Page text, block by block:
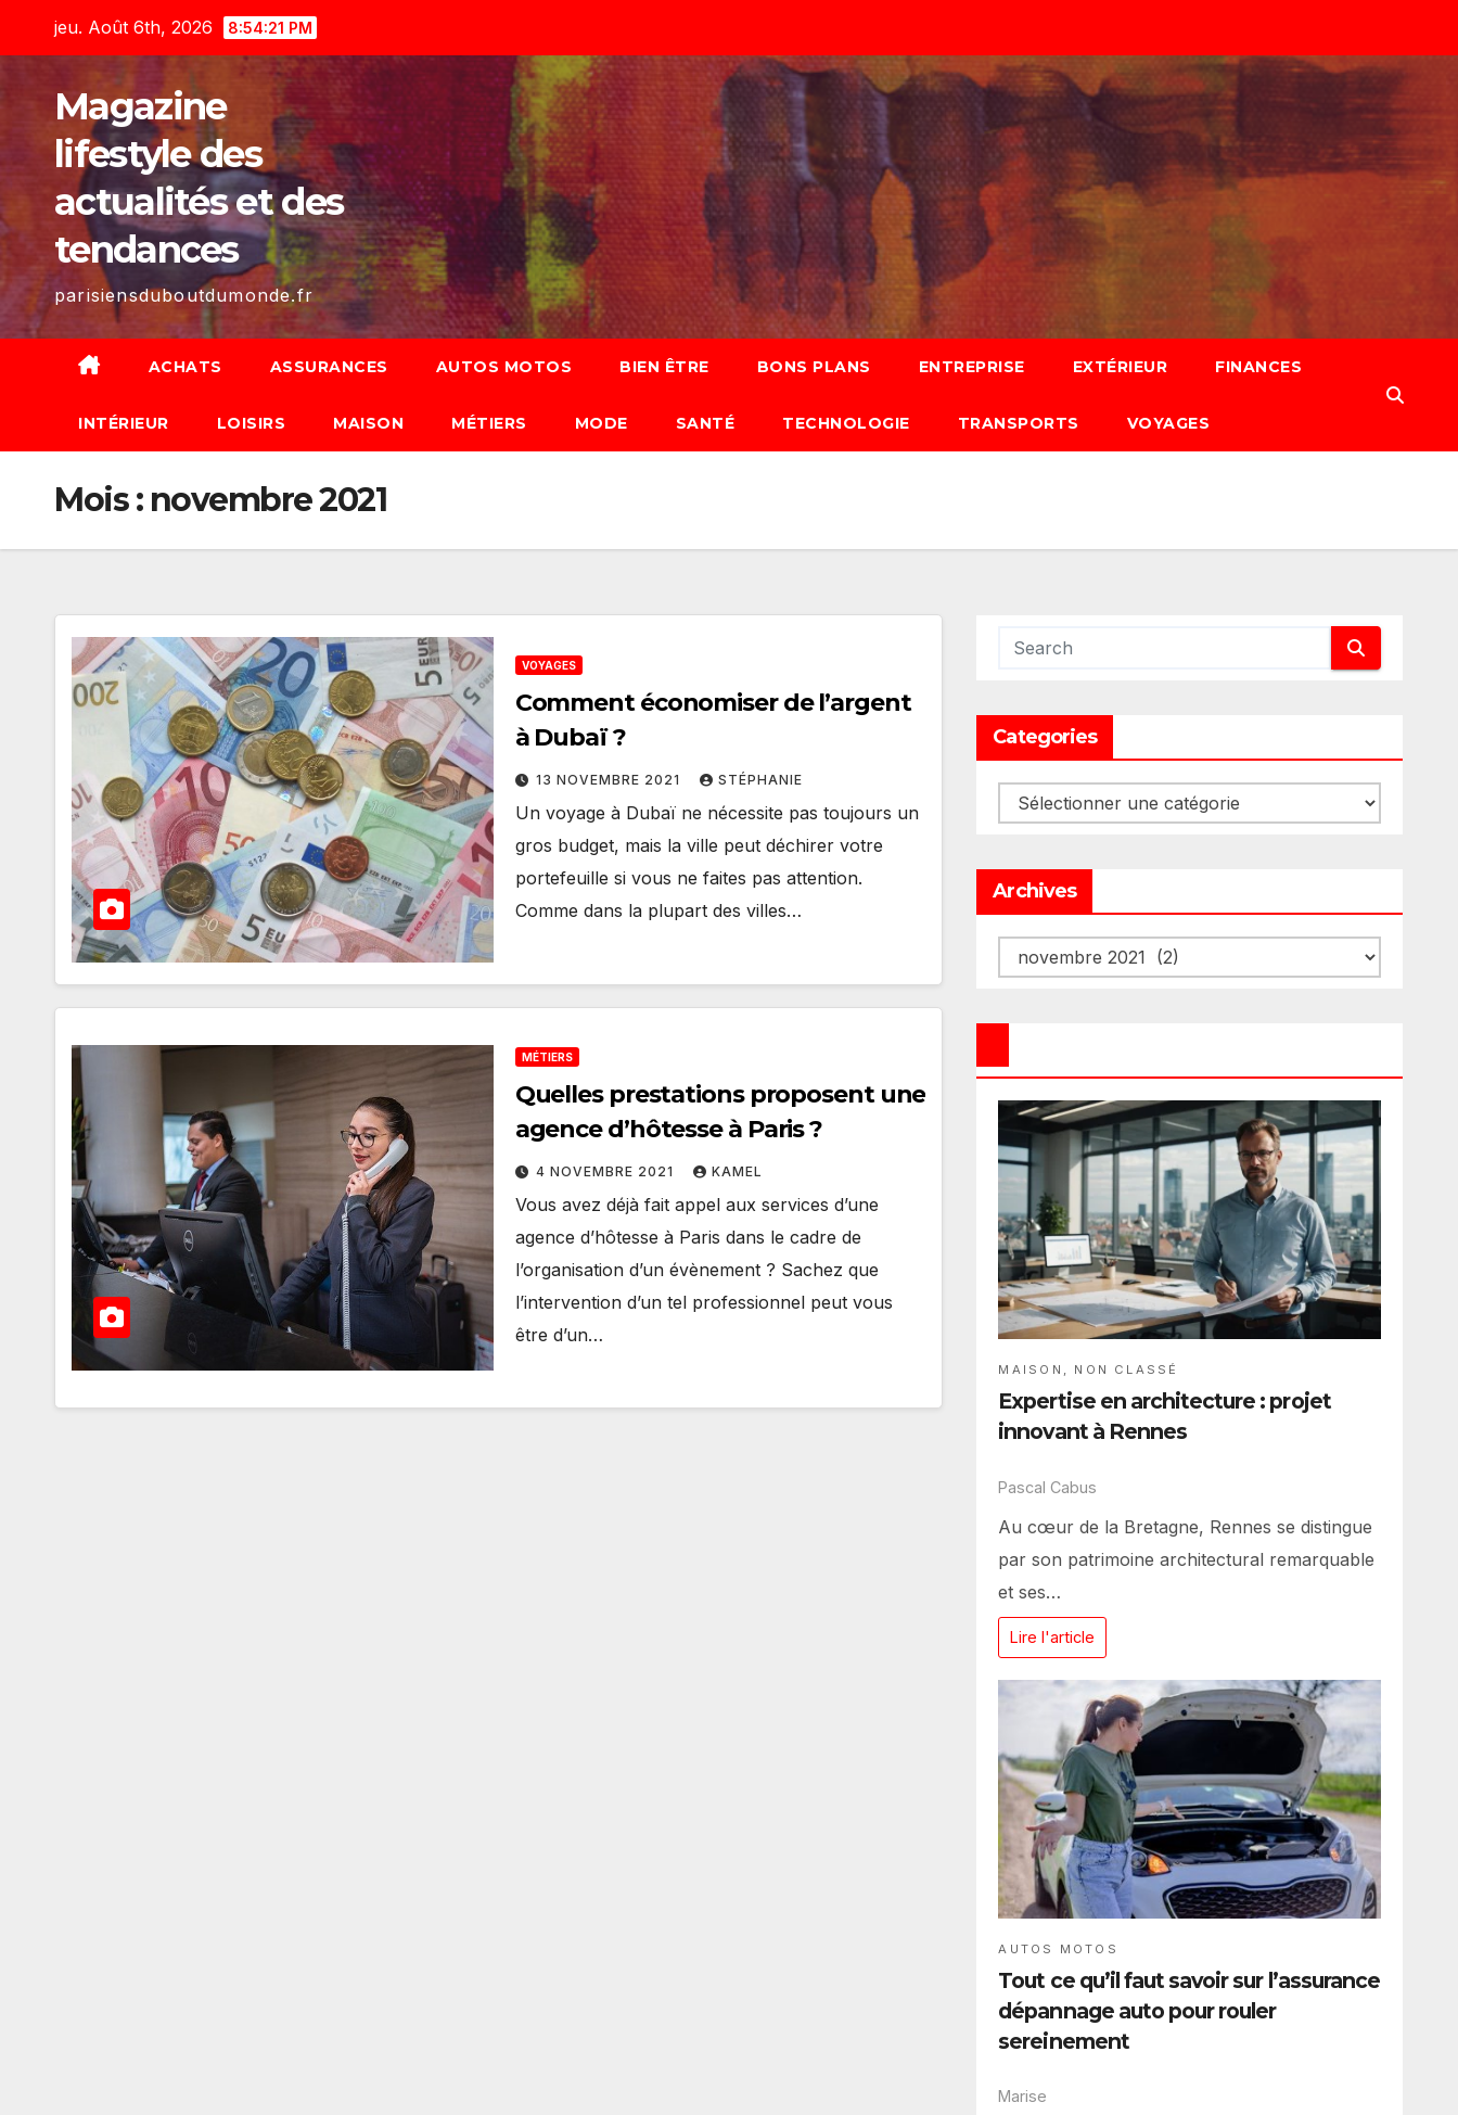
jeu. Août 6th, 2026 8:54:22 PM
Magazine
lifestyle des
actualités et des
tendances
parisiensduboutdumonde.fr
ACHATS ASSURANCES AUTOS MOTOS BIEN ÊTRE BONS PLANS ENTREPRISE EXTÉRIEUR FINANCES
INTÉRIEUR LOISIRS MAISON MÉTIERS MODE SANTÉ TECHNOLOGIE TRANSPORTS VOYAGES
Mois : novembre 2021
VOYAGES
Comment économiser de l’argent
à Dubaï ?
13 NOVEMBRE 2021 STÉPHANIE
Un voyage à Dubaï ne nécessite pas toujours un
gros budget, mais la ville peut déchirer votre
portefeuille si vous ne faites pas attention.
Comme dans la plupart des villes…
MÉTIERS
Quelles prestations proposent une
agence d’hôtesse à Paris ?
4 NOVEMBRE 2021 KAMEL
Vous avez déjà fait appel aux services d’une
agence d’hôtesse à Paris dans le cadre de
l’organisation d’un évènement ? Sachez que
l’intervention d’un tel professionnel peut vous
être d’un…
Categories
Categories
Archives
Archives
MAISON , NON CLASSÉ
Expertise en architecture : projet
innovant à Rennes
Pascal Cabus
Au cœur de la Bretagne, Rennes se distingue
par son patrimoine architectural remarquable
et ses…
Lire l'article
AUTOS MOTOS
Tout ce qu’il faut savoir sur l’assurance
dépannage auto pour rouler
sereinement
Marise